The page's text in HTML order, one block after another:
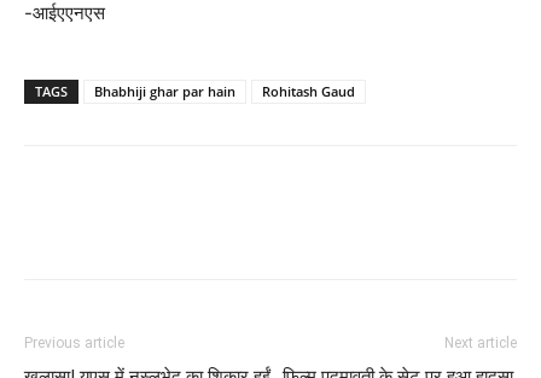
-आईएएनएस
TAGS Bhabhiji ghar par hain Rohitash Gaud
Previous article Next article